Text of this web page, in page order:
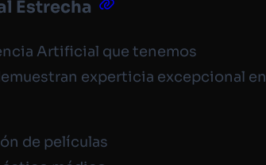
Estrecha
Artificial que tenemos
experticia excepcional en
de películas